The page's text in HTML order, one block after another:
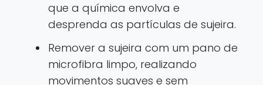
que a química envolva e
desprenda as partículas de sujeira.
Remover a sujeira com um pano de
microfibra limpo, realizando
movimentos suaves e sem